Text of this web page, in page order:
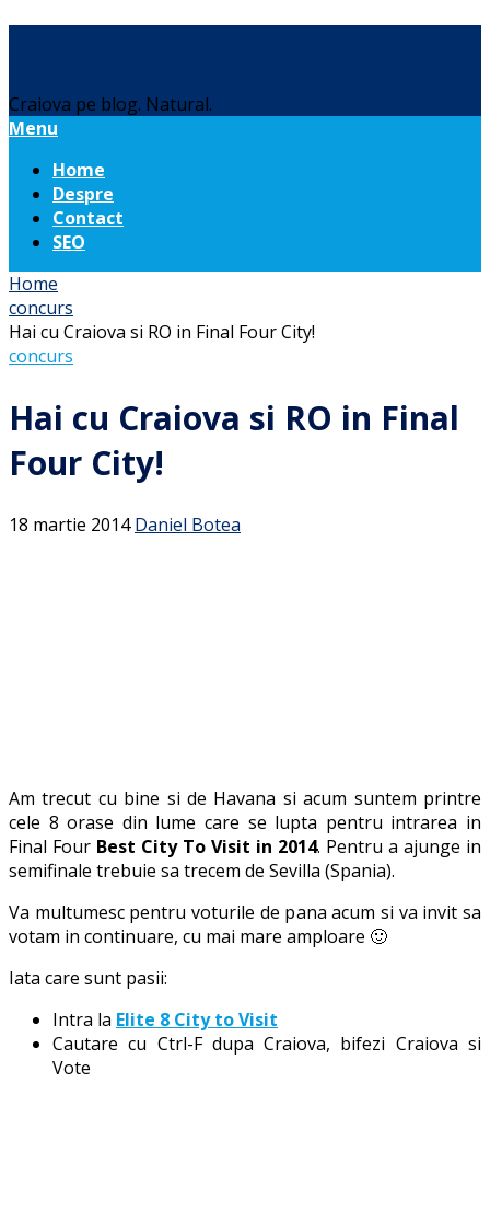
Craiova pe blog. Natural.
Menu
Home
Despre
Contact
SEO
Home
concurs
Hai cu Craiova si RO in Final Four City!
concurs
Hai cu Craiova si RO in Final
Four City!
18 martie 2014 Daniel Botea
Am trecut cu bine si de Havana si acum suntem printre
cele 8 orase din lume care se lupta pentru intrarea in
Final Four Best City To Visit in 2014. Pentru a ajunge in
semifinale trebuie sa trecem de Sevilla (Spania).
Va multumesc pentru voturile de pana acum si va invit sa
votam in continuare, cu mai mare amploare 🙂
Iata care sunt pasii:
Intra la Elite 8 City to Visit
Cautare cu Ctrl-F dupa Craiova, bifezi Craiova si
Vote